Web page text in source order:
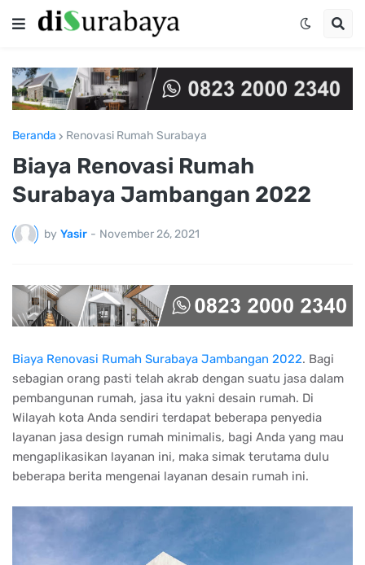
Beranda Renovasi Rumah Surabaya
Biaya Renovasi Rumah
Surabaya Jambangan 2022
by Yasir - November 26, 2021
Biaya Renovasi Rumah Surabaya Jambangan 2022. Bagi
sebagian orang pasti telah akrab dengan suatu jasa dalam
pembangunan rumah, jasa itu yakni desain rumah. Di
Wilayah kota Anda sendiri terdapat beberapa penyedia
layanan jasa design rumah minimalis, bagi Anda yang mau
mengaplikasikan layanan ini, maka simak terutama dulu
beberapa berita mengenai layanan desain rumah ini.